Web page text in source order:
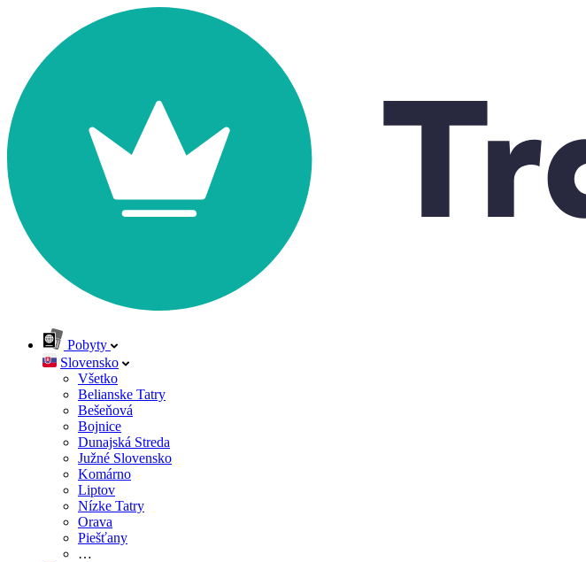
Pobyty
Slovensko
Všetko
Belianske Tatry
Bešeňová
Bojnice
Dunajská Streda
Južné Slovensko
Komárno
Liptov
Nízke Tatry
Orava
Piešťany
…